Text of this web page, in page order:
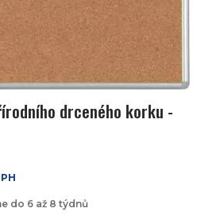
drceného korku -
do 6 až 8 týdnů